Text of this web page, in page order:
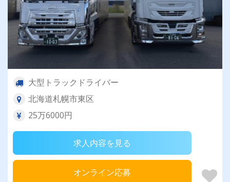
大型トラックドライバー
北海道札幌市東区
25万6000円
求人内容を見る
オンライン応募